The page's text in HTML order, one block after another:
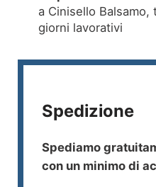
a Cinisello
giorni lavorativi
Spedizione
Spediamo
con un minimo di